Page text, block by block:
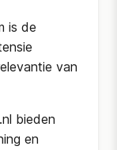
is de
van
bieden
en